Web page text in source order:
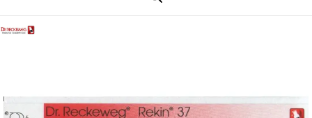
Aromaterapia | Florais | Homeopatia